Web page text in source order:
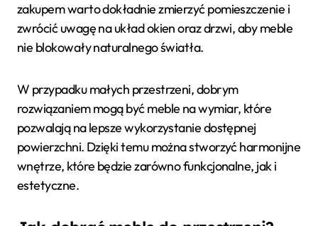
zakupem warto dokładnie zmierzyć pomieszczenie i
zwrócić uwagę na układ okien oraz drzwi, aby meble
nie blokowały naturalnego światła.
W przypadku małych przestrzeni, dobrym
rozwiązaniem mogą być meble na wymiar, które
pozwalają na lepsze wykorzystanie dostępnej
powierzchni. Dzięki temu można stworzyć harmonijne
wnętrze, które będzie zarówno funkcjonalne, jak i
estetyczne.